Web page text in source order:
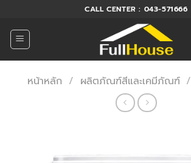
ยัง
เนื้อหา
CALL CENTER : 043-571666
หน้าหลัก / ผลิตภัณฑ์สีและเคมีภัณฑ์ /